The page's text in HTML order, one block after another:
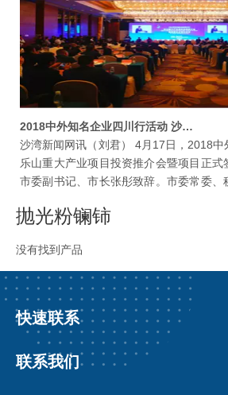
2018中外知名企业四川行活动 沙湾与四川沃耐稀新材料科技公司签约
沙湾新闻网讯（刘君） 4月17日，2018中
乐山重大产业项目投资推介会暨项目正式
市委副书记、市长张彤致辞。市委常委、
仪式并代表沙湾区人民政府与四川沃耐
个重大项目，协议金额331.07亿元。
抛光粉镧铈
没有找到产品
快速联系
联系我们